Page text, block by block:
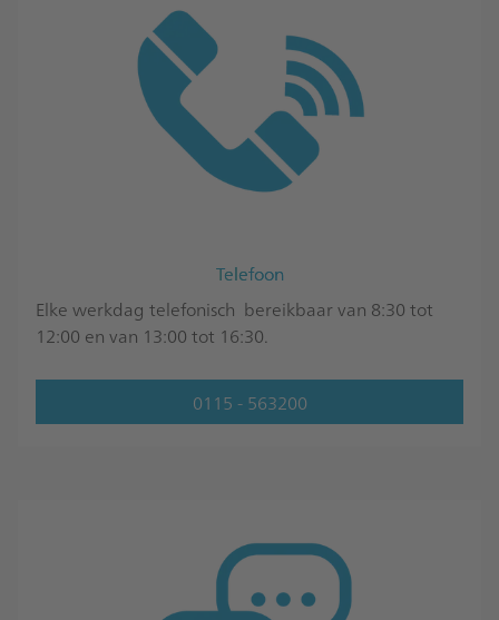
Telefoon
Elke werkdag telefonisch bereikbaar van 8:30 tot
12:00 en van 13:00 tot 16:30.
0115 - 563200